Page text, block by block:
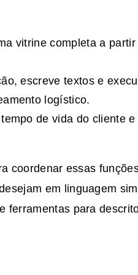
vitrine completa a
escreve textos e
logístico.
de vida do cliente
coordenar essas
em linguagem
ferramentas para